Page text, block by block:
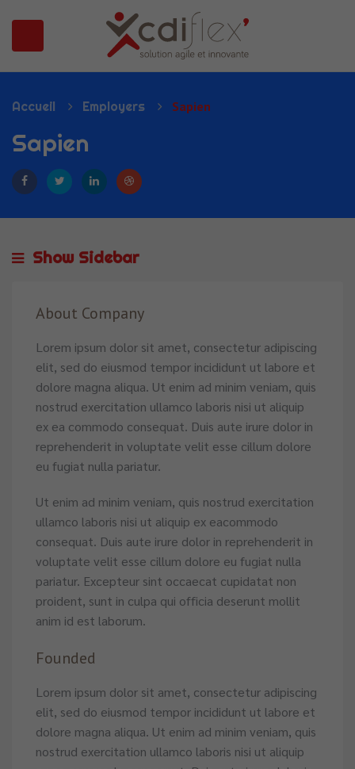
SUBMENU (PRÉSENTATION)
Accueil Employers Sapien
Sapien
Show Sidebar
About Company
Lorem ipsum dolor sit amet, consectetur adipiscing
elit, sed do eiusmod tempor incididunt ut labore et
dolore magna aliqua. Ut enim ad minim veniam, quis
nostrud exercitation ullamco laboris nisi ut aliquip
ex ea commodo consequat. Duis aute irure dolor in
reprehenderit in voluptate velit esse cillum dolore
eu fugiat nulla pariatur.
Ut enim ad minim veniam, quis nostrud exercitation
ullamco laboris nisi ut aliquip ex eacommodo
consequat. Duis aute irure dolor in reprehenderit in
voluptate velit esse cillum dolore eu fugiat nulla
pariatur. Excepteur sint occaecat cupidatat non
proident, sunt in culpa qui officia deserunt mollit
anim id est laborum.
Founded
Lorem ipsum dolor sit amet, consectetur adipiscing
elit, sed do eiusmod tempor incididunt ut labore et
dolore magna aliqua. Ut enim ad minim veniam, quis
nostrud exercitation ullamco laboris nisi ut aliquip